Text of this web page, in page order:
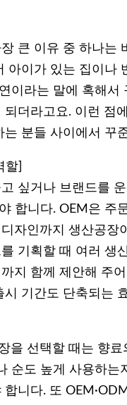
큰 이유 중 하나는
아이가 있는 집이나
이라는 말에 혹해
더라고요. 이런 점
분들 사이에서 꾸
할]
싶거나 브랜드를
합니다. OEM은 주
자인까지 생산공장
기획할 때 여러 생
지 함께 제안해 주
기간도 단축되는
을 선택할 때는 향
순도 높게 사용하
니다. 또